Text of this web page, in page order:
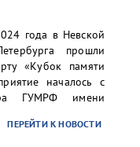
года в Невской
прошли
«Кубок памяти
началось с
ГУМРФ имени
сопровождалось
ПЕРЕЙТИ К НОВОСТИ